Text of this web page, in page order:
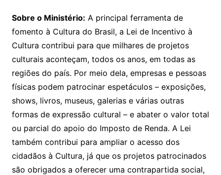
Sobre o Ministério: A principal ferramenta de
fomento à Cultura do Brasil, a Lei de Incentivo à
Cultura contribui para que milhares de projetos
culturais aconteçam, todos os anos, em todas as
regiões do país. Por meio dela, empresas e pessoas
físicas podem patrocinar espetáculos – exposições,
shows, livros, museus, galerias e várias outras
formas de expressão cultural – e abater o valor total
ou parcial do apoio do Imposto de Renda. A Lei
também contribui para ampliar o acesso dos
cidadãos à Cultura, já que os projetos patrocinados
são obrigados a oferecer uma contrapartida social,